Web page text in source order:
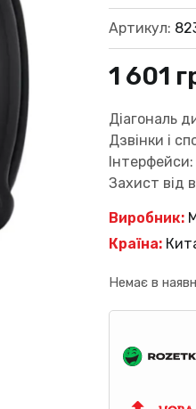
Артикул:
1 601
Діагональ
Дзвінки і
Захист від
Виробник:
Країна:
Немає в